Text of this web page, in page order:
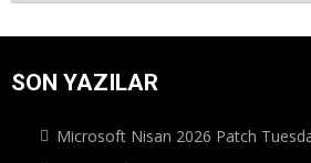
SON YAZILAR
Microsoft Nisan 2026 Patch